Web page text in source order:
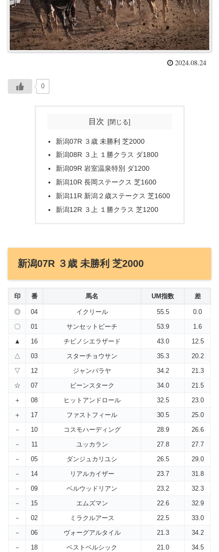
2024.08.24
0
目次
新潟07R ３歳 未勝利 芝2000
新潟08R ３上 １勝クラス ダ1800
新潟09R 岩室温泉特別 ダ1200
新潟10R 長岡ステークス 芝1600
新潟11R 新潟２歳ステークス 芝1600
新潟12R ３上 １勝クラス 芝1200
新潟07R ３歳 未勝利 芝2000
印 番 馬名 UM指数 差
◎ 04 イクリール 55.5
0.0
〇
01 サンセットビーチ 53.9
1.6
▲
16 チビノシエラザード 43.0
12.5
△
03 スターチョウサン 35.3
20.2
▽
12 ジャンバラヤ 34.2
21.3
☆
07 ビーンスターク 34.0
21.5
＋
08 ヒットアンドロール 32.5
23.0
＋
17 ファストフィール 30.5
25.0
－
10 コスモハーディング 28.9
26.6
－
11 ユッカラン 27.8
27.7
－
05 ダンジュカリユシ 26.5
29.0
－
14 リアルカイザー 23.7
31.8
－
09 ベルウッドリアン 23.2
32.3
－
15 エムズマン 22.6
32.9
－
02 ミラクルアース 22.5
33.0
－
06 ヴォーグアルタイル 21.3
34.2
－
18 ベストベルシック 21.0
34.5